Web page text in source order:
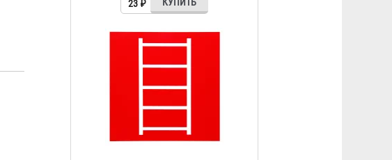
Знак F-03 (Пожарная лестница)
23 ₽